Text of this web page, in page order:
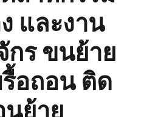
และงาน
กร ขนย้าย
อถอน ติด
นย้าย